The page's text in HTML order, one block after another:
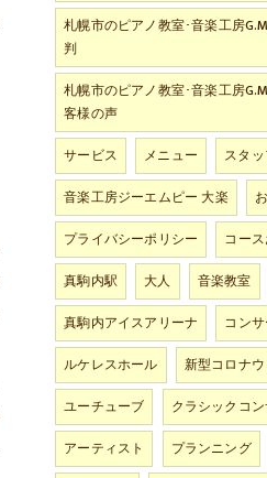
札幌市のピアノ教室･音楽工房
判
札幌市のピアノ教室･音楽工房
客様の声
サービス
メニュー スタ
音楽工房ジーエムピー 大楽
プライバシーポリシー
コー
真駒内駅
大人 音楽教室
真駒内アイスアリーナ
コンサ
ルケレスホール
新型コロナ
ユーチューブ
クラシックコ
アーティスト
プランニング